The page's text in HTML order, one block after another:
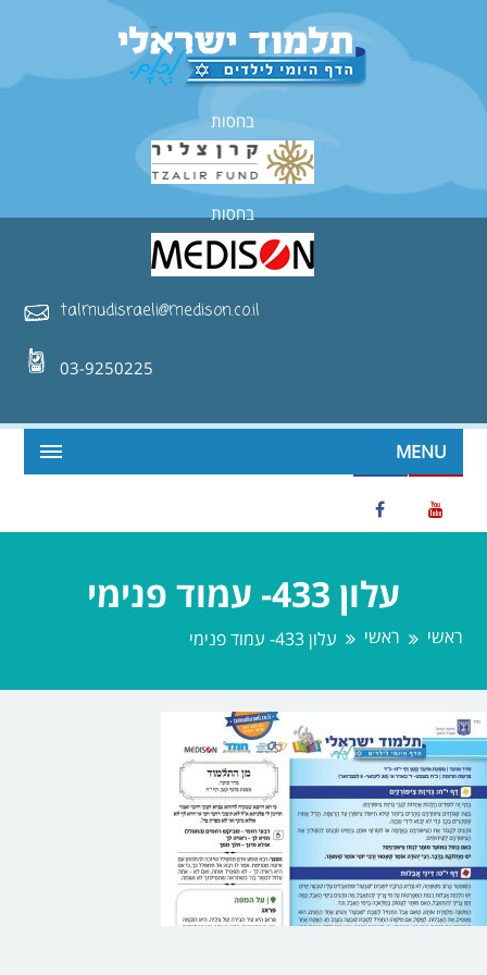
בחסות
בחסות
talmudisraeli@medison.co.il
03-9250225
MENU
עלון 433- עמוד פנימי
ראשי ראשי עלון 433- עמוד פנימי